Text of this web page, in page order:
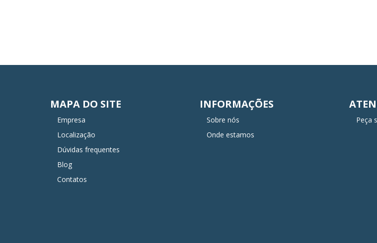
MAPA DO SITE
Empresa
Localização
Dúvidas frequentes
Blog
Contatos
INFORMAÇÕES
Sobre nós
Onde estamos
Peça